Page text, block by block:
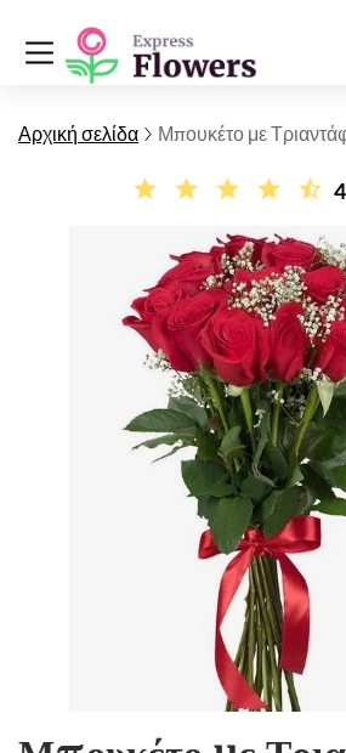
Αρχική σελίδα Μπουκέτο με